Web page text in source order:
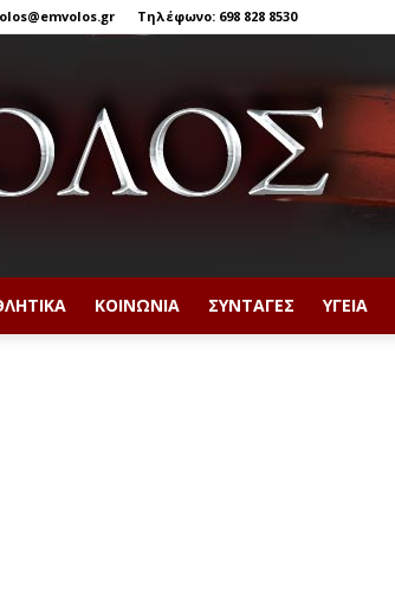
Τηλέφωνο: 698 828 8530
ΚΟΙΝΩΝΊΑ ΣΥΝΤΑΓΈΣ ΥΓΕΊΑ